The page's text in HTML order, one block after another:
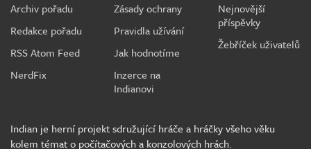
Archiv pořadu
Redakce pořadu
RSS Atom Feed
NerdFix
Zásady ochrany
Pravidla užívání
Jak hodnotíme
Inzerce na
Indianovi
Nejnovější
příspěvky
Žebříček uživatelů
Indian je herní projekt sdružující hráče a hráčky všeho věku
kolem témat o počítačových a konzolových hrách.